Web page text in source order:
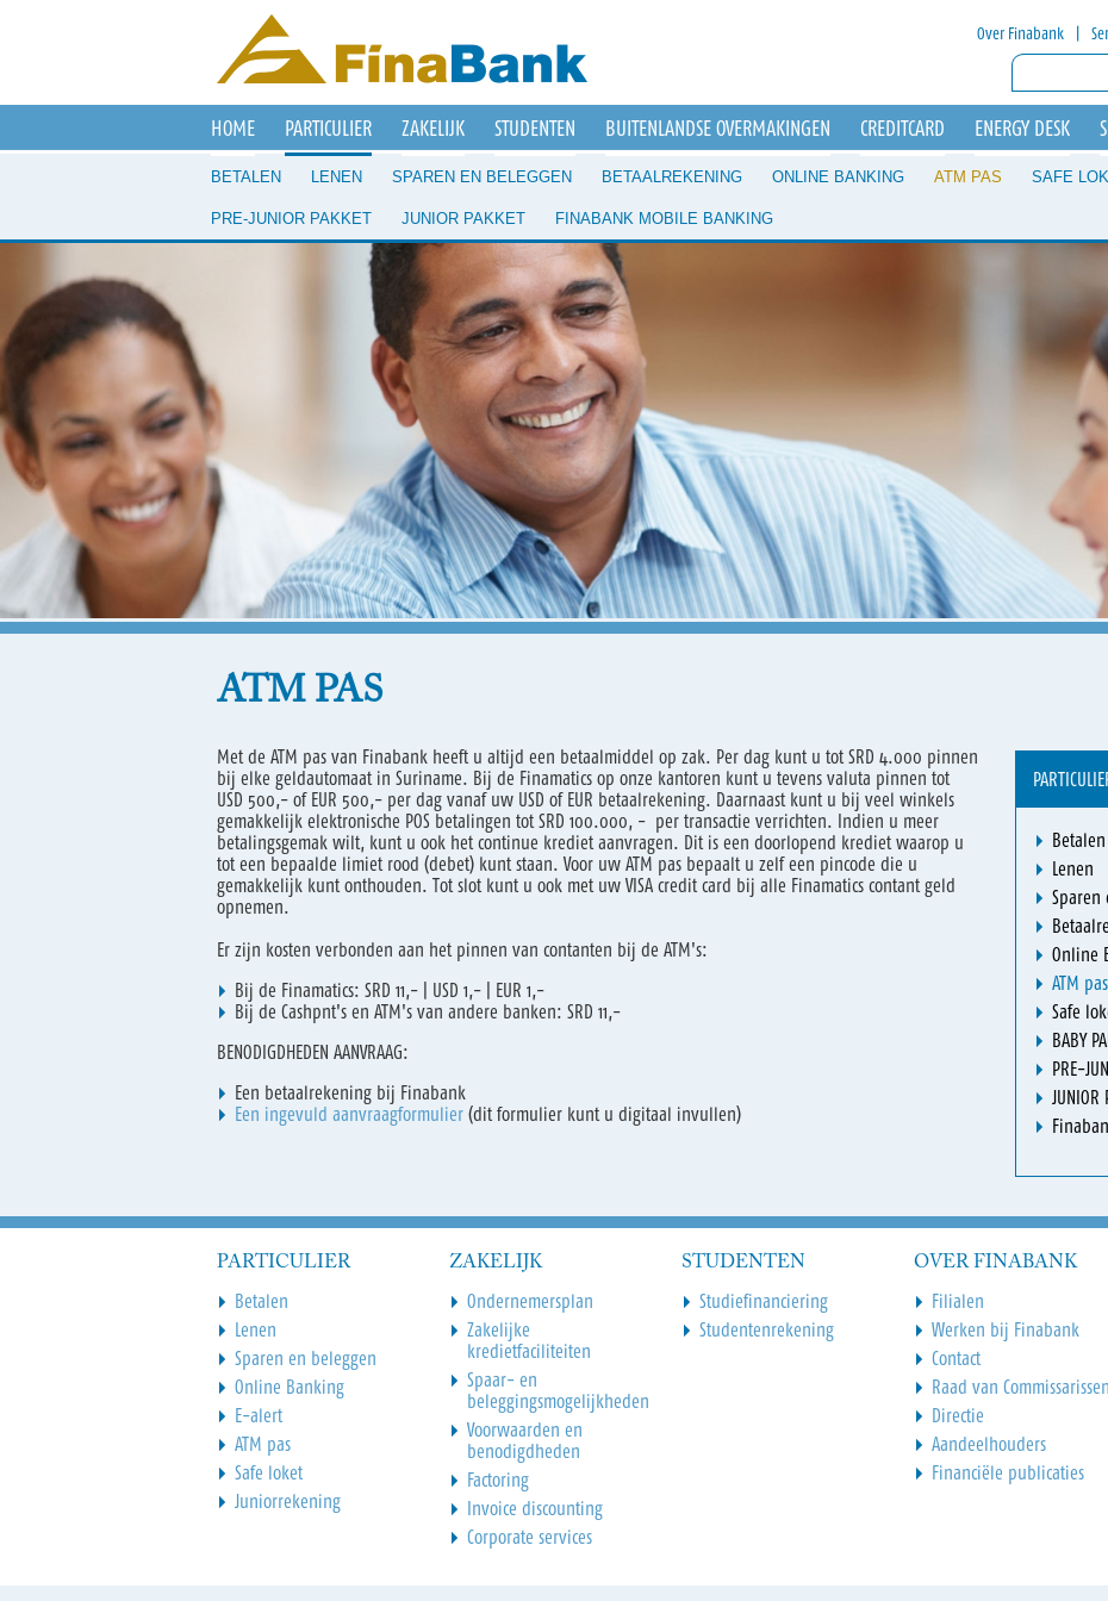
Over Finabank
HOME PARTICULIER ZAKELIJK STUDENTEN BUITENLANDSE OVERMAKINGEN CREDITCARD ENERGY DESK
BETALEN LENEN SPAREN EN BELEGGEN BETAALREKENING ONLINE BANKING ATM PAS SAFE
PRE-JUNIOR PAKKET JUNIOR PAKKET FINABANK MOBILE BANKING
ATM PAS
Met de ATM pas van Finabank heeft u altijd een betaalmiddel op zak. Per dag kunt u tot SRD 4.000 pinnen
bij elke geldautomaat in Suriname. Bij de Finamatics op onze kantoren kunt u tevens valuta pinnen tot
USD 500,- of EUR 500,- per dag vanaf uw USD of EUR betaalrekening. Daarnaast kunt u bij veel winkels
gemakkelijk elektronische POS betalingen tot SRD 100.000, - per transactie verrichten. Indien u meer
betalingsgemak wilt, kunt u ook het continue krediet aanvragen. Dit is een doorlopend krediet waarop u
tot een bepaalde limiet rood (debet) kunt staan. Voor uw ATM pas bepaalt u zelf een pincode die u
gemakkelijk kunt onthouden. Tot slot kunt u ook met uw VISA credit card bij alle Finamatics contant geld
opnemen.
Er zijn kosten verbonden aan het pinnen van contanten bij de ATM's:
Bij de Finamatics: SRD 11,- | USD 1,- | EUR 1,-
Bij de Cashpnt's en ATM's van andere banken: SRD 11,-
BENODIGDHEDEN AANVRAAG:
Een betaalrekening bij Finabank
Een ingevuld aanvraagformulier (dit formulier kunt u digitaal invullen)
Betalen
Lenen
Sparen
Online
ATM pas
Safe
BABY
PRE-
JUNIOR
PARTICULIER
Betalen
Lenen
Sparen en beleggen
Online Banking
E-alert
ATM pas
Safe loket
Juniorrekening
ZAKELIJK
Ondernemersplan
Zakelijke
kredietfaciliteiten
Spaar- en
beleggingsmogelijkheden
Voorwaarden en
benodigdheden
Factoring
Invoice discounting
Corporate services
STUDENTEN
Studiefinanciering
Studentenrekening
OVER FINABANK
Filialen
Werken bij Finabank
Contact
Raad van Commissarissen
Directie
Aandeelhouders
Financiële publicaties